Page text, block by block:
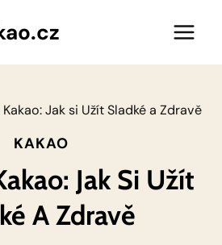
Jak si Užít Sladké a Zdravě
KAKAO
Jak Si Užít
A Zdravě